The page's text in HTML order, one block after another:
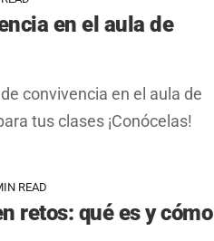
en el aula de
convivencia en el aula de
tus clases ¡Conócelas!
READ
retos: qué es y cómo